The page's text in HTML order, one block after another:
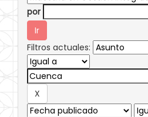
por
Filtros actuales: